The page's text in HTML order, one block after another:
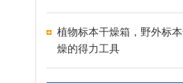
植物标本干燥箱，野外标
燥的得力工具